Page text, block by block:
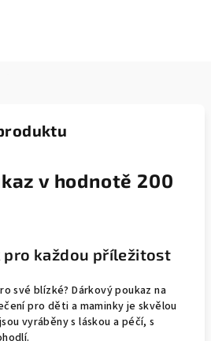
v hodnotě 200
pro každou příležitost
své blízké? Dárkový poukaz na
pro děti a maminky je skvělou
vyráběny s láskou a péčí, s